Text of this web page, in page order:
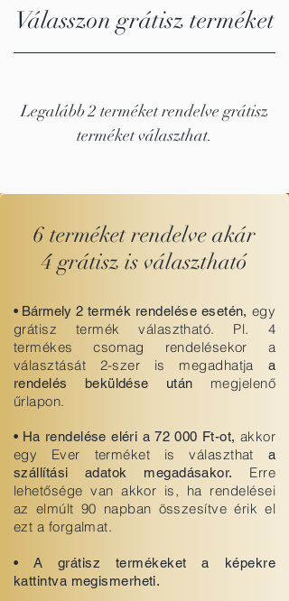
Válasszon grátisz terméket
Legalább 2 terméket rendelve grátisz
terméket választhat.
6 terméket rendelve akár
4 grátisz is választható
• Bármely 2 termék rendelése esetén, egy
grátisz termék választható. Pl. 4
termékes csomag rendelésekor a
választását 2-szer is megadhatja a
rendelés beküldése után megjelenő
űrlapon.
• Ha rendelése eléri a 72 000 Ft-ot, akkor
egy Ever terméket is választhat a
szállítási adatok megadásakor.
Erre
lehetősége van akkor is, ha rendelései
az elmúlt 90 napban összesítve érik el
ezt a forgalmat.
• A grátisz termékeket a képekre
kattintva megismerheti.